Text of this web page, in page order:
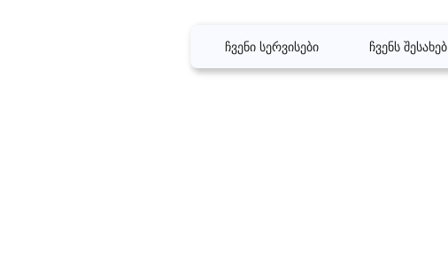
ჩვენი სერვისები ჩვენს შესახებ